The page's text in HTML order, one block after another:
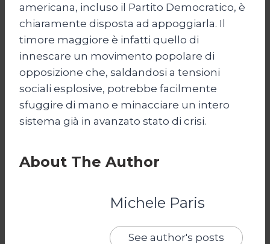
americana, incluso il Partito Democratico, è
chiaramente disposta ad appoggiarla. Il
timore maggiore è infatti quello di
innescare un movimento popolare di
opposizione che, saldandosi a tensioni
sociali esplosive, potrebbe facilmente
sfuggire di mano e minacciare un intero
sistema già in avanzato stato di crisi.
About The Author
Michele Paris
See author's posts